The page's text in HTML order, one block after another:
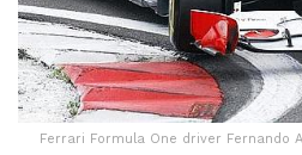
Ferrari Formula One driver Fernando